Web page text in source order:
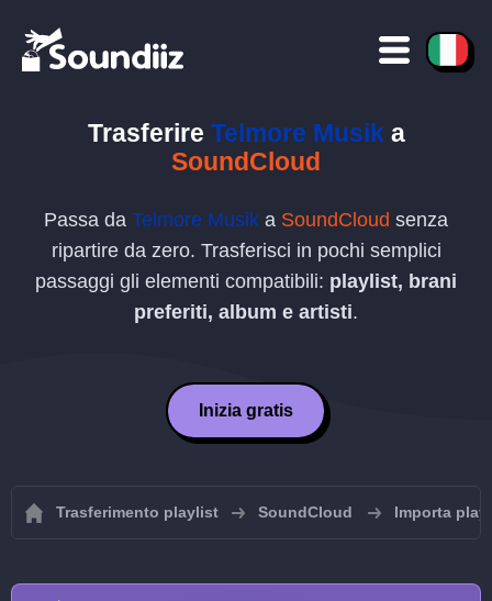
Trasferire Telmore Musik a
SoundCloud
Passa da Telmore Musik a SoundCloud senza
ripartire da zero. Trasferisci in pochi semplici
passaggi gli elementi compatibili: playlist, brani
preferiti, album e artisti.
Inizia gratis
Trasferimento playlist SoundCloud Importa